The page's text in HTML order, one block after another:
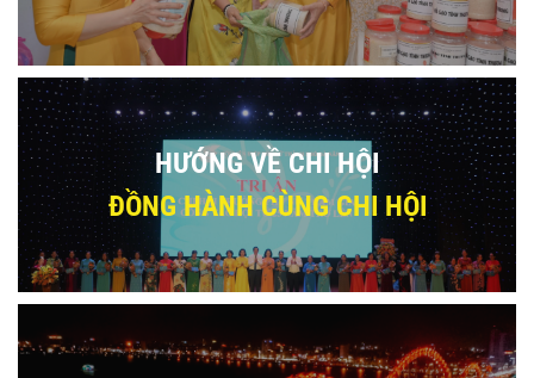
HƯỚNG VỀ CHI HỘI
ĐỒNG HÀNH CÙNG CHI HỘI